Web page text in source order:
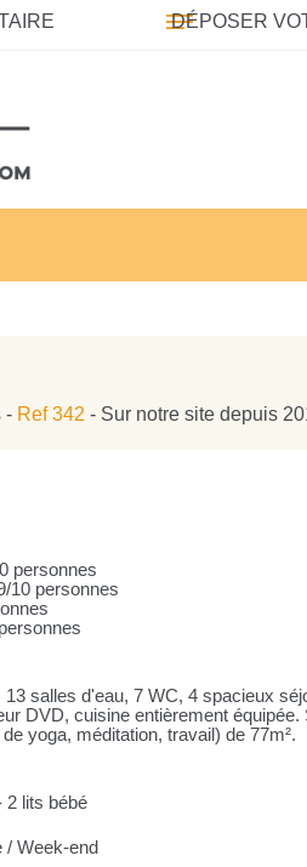
DÉPOSER
- Ref 342 - Sur notre site depuis
personnes
10 personnes
salles d'eau, 7 WC, 4 spacieux
DVD, cuisine entièrement équipée.
yoga, méditation, travail) de 77m².
2 lits bébé
/ Week-end